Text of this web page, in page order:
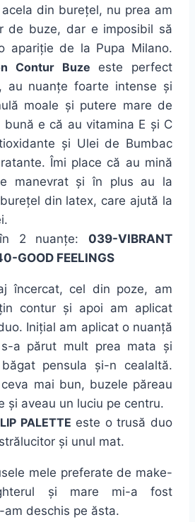
din burețel, nu prea am
de buze, dar e imposibil să
apariție de la Pupa Milano.
Contur Buze este perfect
au nuanțe foarte intense și
moale și putere mare de
bună e că au vitamina E și C
și Ulei de Bumbac
Îmi place că au mină
manevrat și în plus au la
din latex, care ajută la
2 nuanțe: 039-VIBRANT
GOOD FEELINGS
încercat, cel din poze, am
contur și apoi am aplicat
Inițial am aplicat o nuanță
a părut mult prea mata și
băgat pensula și-n cealaltă.
mai bun, buzele păreau
și aveau un luciu pe centru.
PALETTE este o trusă duo
și unul mat.
mele preferate de make-
și mare mi-a fost
deschis pe ăsta.